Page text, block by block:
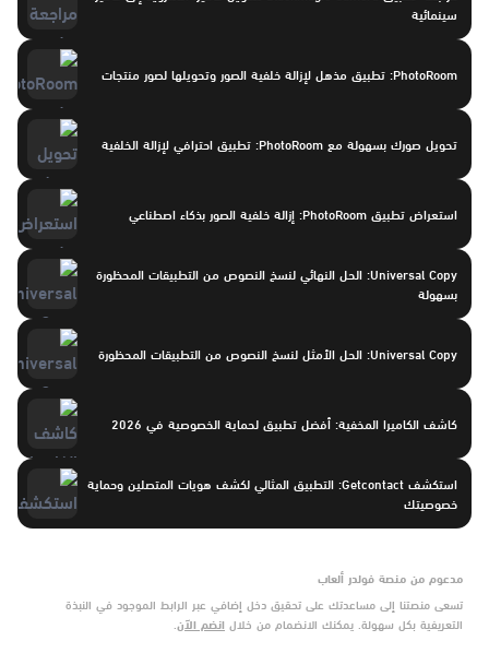
سينمائية
PhotoRoom: تطبيق مذهل لإزالة خلفية الصور وتحويلها لصور منتجات
تحويل صورك بسهولة مع PhotoRoom: تطبيق احترافي لإزالة الخلفية
استعراض تطبيق PhotoRoom: إزالة خلفية الصور بذكاء اصطناعي
Universal Copy: الحل النهائي لنسخ النصوص من التطبيقات المحظورة
بسهولة
Universal Copy: الحل الأمثل لنسخ النصوص من التطبيقات المحظورة
كاشف الكاميرا المخفية: أفضل تطبيق لحماية الخصوصية في 2026
استكشف Getcontact: التطبيق المثالي لكشف هويات المتصلين وحماية
خصوصيتك
مدعوم من منصة فولدر ألعاب
تسعى منصتنا إلى مساعدتك على تحقيق دخل إضافي عبر الرابط الموجود في النبذة
التعريفية بكل سهولة. يمكنك الانضمام من خلال انضم الآن